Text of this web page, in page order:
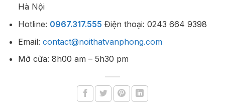
Hà Nội
Hotline: 0967.317.555 Điện thoại: 0243 664 9398
Email: contact@noithatvanphong.com
Mở cửa: 8h00 am – 5h30 pm